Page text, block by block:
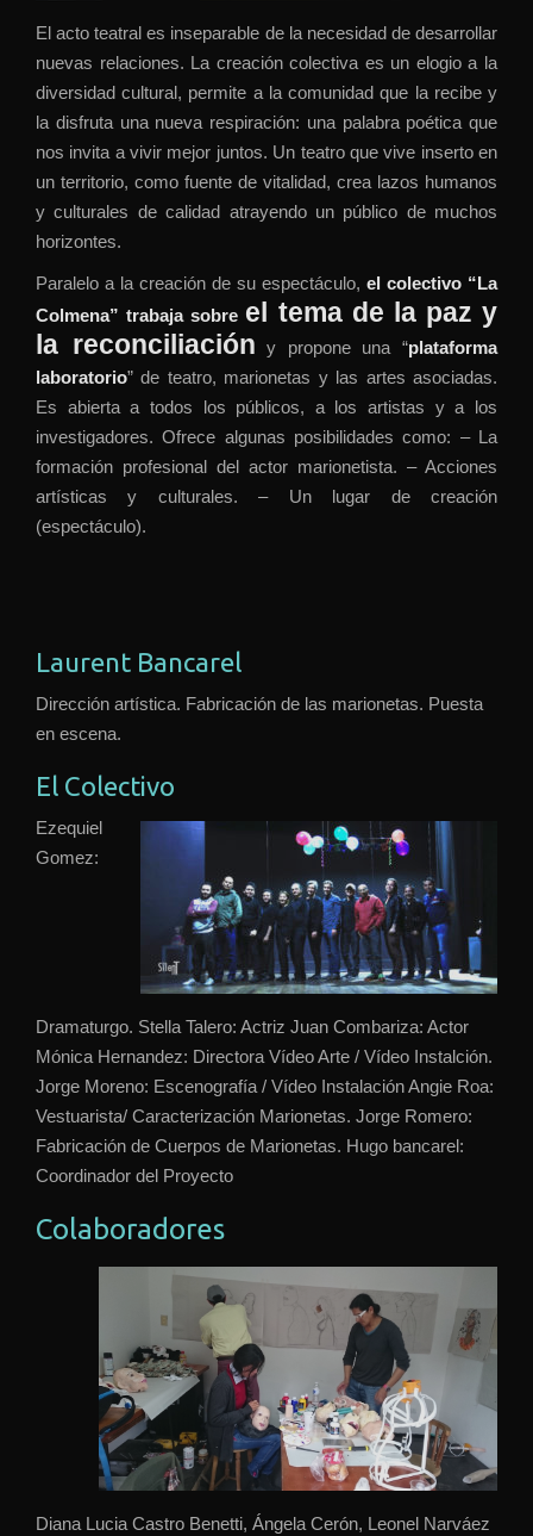
El acto teatral es inseparable de la necesidad de desarrollar
nuevas relaciones. La creación colectiva es un elogio a la
diversidad cultural, permite a la comunidad que la recibe y
la disfruta una nueva respiración: una palabra poética que
nos invita a vivir mejor juntos. Un teatro que vive inserto en
un territorio, como fuente de vitalidad, crea lazos humanos
y culturales de calidad atrayendo un público de muchos
horizontes.
Paralelo a la creación de su espectáculo, el colectivo “La
Colmena” trabaja sobre el tema de la paz y
la reconciliación y propone una “plataforma
laboratorio” de teatro, marionetas y las artes asociadas.
Es abierta a todos los públicos, a los artistas y a los
investigadores. Ofrece algunas posibilidades como: – La
formación profesional del actor marionetista. – Acciones
artísticas y culturales. – Un lugar de creación
(espectáculo).
Laurent Bancarel
Dirección artística. Fabricación de las marionetas. Puesta
en escena.
El Colectivo
Ezequiel
Gomez:
Dramaturgo. Stella Talero: Actriz Juan Combariza: Actor
Mónica Hernandez: Directora Vídeo Arte / Vídeo Instalción.
Jorge Moreno: Escenografía / Vídeo Instalación Angie Roa:
Vestuarista/ Caracterización Marionetas. Jorge Romero:
Fabricación de Cuerpos de Marionetas. Hugo bancarel:
Coordinador del Proyecto
Colaboradores
Diana Lucia Castro Benetti, Ángela Cerón, Leonel Narváez